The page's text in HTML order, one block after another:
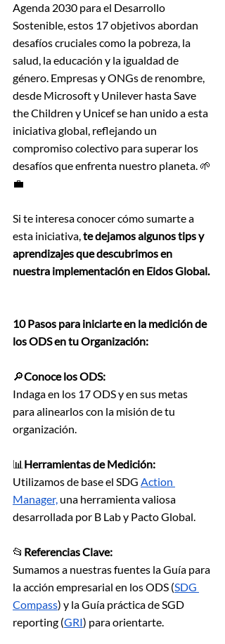
Agenda 2030 para el Desarrollo
Sostenible, estos 17 objetivos abordan
desafíos cruciales como la pobreza, la
salud, la educación y la igualdad de
género. Empresas y ONGs de renombre,
desde Microsoft y Unilever hasta Save
the Children y Unicef se han unido a esta
iniciativa global, reflejando un
compromiso colectivo para superar los
desafíos que enfrenta nuestro planeta. 🌱
💼
Si te interesa conocer cómo sumarte a
esta iniciativa, te dejamos algunos tips y
aprendizajes que descubrimos en
nuestra implementación en Eidos Global.
10 Pasos para iniciarte en la medición de
los ODS en tu Organización:
🔎Conoce los ODS:
Indaga en los 17 ODS y en sus metas
para alinearlos con la misión de tu
organización.
📊 Herramientas de Medición:
Utilizamos de base el SDG Action
Manager, una herramienta valiosa
desarrollada por B Lab y Pacto Global.
📂 Referencias Clave:
Sumamos a nuestras fuentes la Guía para
la acción empresarial en los ODS (SDG
Compass) y la Guía práctica de SGD
reporting (GRI) para orientarte.